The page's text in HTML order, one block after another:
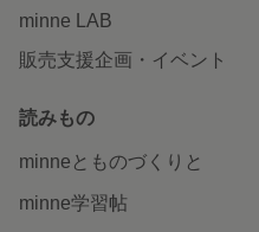
minne LAB
販売支援企画・イベント
読みもの
minneとものづくりと
minne学習帖